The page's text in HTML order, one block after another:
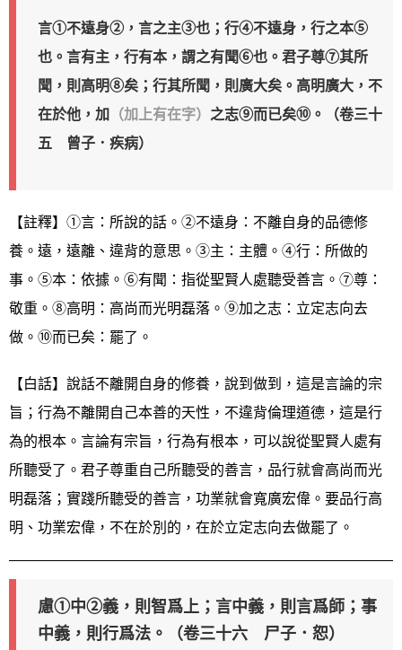
言①不遠身②，言之主③也；行④不遠身，行之本⑤
也。言有主，行有本，謂之有聞⑥也。君子尊⑦其所
聞，則高明⑧矣；行其所聞，則廣大矣。高明廣大，不
在於他，加 （加上有在字） 之志⑨而已矣⑩。（卷三十
五 曾子．疾病）
【註釋】①言：所說的話。②不遠身：不離自身的品德修
養。遠，遠離、違背的意思。③主：主體。④行：所做的
事。⑤本：依據。⑥有聞：指從聖賢人處聽受善言。⑦尊：
敬重。⑧高明：高尚而光明磊落。⑨加之志：立定志向去
做。⑩而已矣：罷了。
【白話】說話不離開自身的修養，說到做到，這是言論的宗
旨；行為不離開自己本善的天性，不違背倫理道德，這是行
為的根本。言論有宗旨，行為有根本，可以說從聖賢人處有
所聽受了。君子尊重自己所聽受的善言，品行就會高尚而光
明磊落；實踐所聽受的善言，功業就會寬廣宏偉。要品行高
明、功業宏偉，不在於別的，在於立定志向去做罷了。
慮①中②義，則智爲上；言中義，則言爲師；事
中義，則行爲法。（卷三十六 尸子．恕）